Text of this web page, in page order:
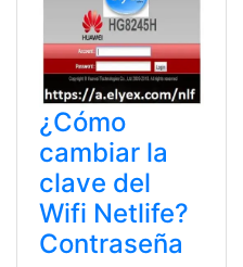
¿Cómo
cambiar la
clave del
Wifi Netlife?
Contraseña